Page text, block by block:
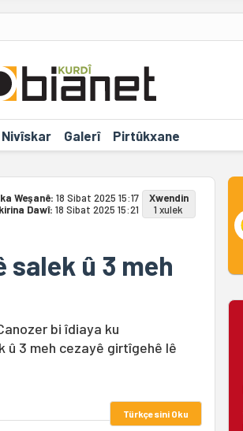
Nivîskar Galerî Pirtûkxane
Weşanê: 18 Sibat 2025 15:17
Dawî: 18 Sibat 2025 15:21
Xwendin
1 xulek
salek û 3 meh
bi îdiaya ku
û 3 meh cezayê girtîgehê lê
Türkçesini Oku